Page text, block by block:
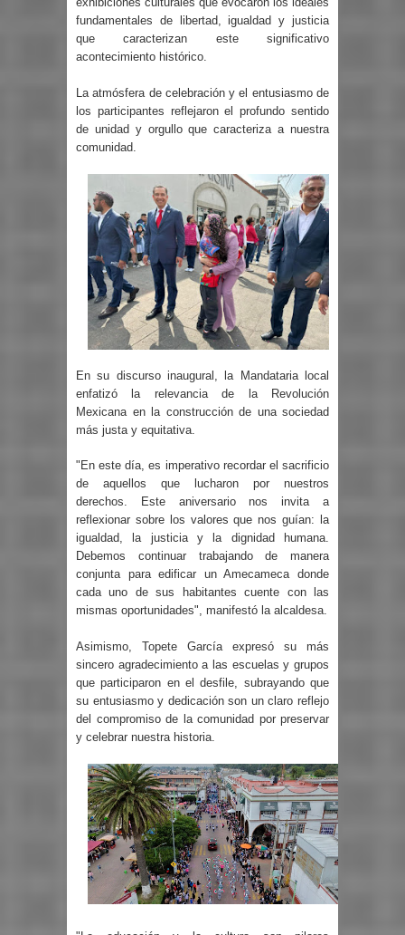
fundamentales de libertad, igualdad y justicia
que caracterizan este significativo
acontecimiento histórico.
La atmósfera de celebración y el entusiasmo de
los participantes reflejaron el profundo sentido
de unidad y orgullo que caracteriza a nuestra
comunidad.
En su discurso inaugural, la Mandataria local
enfatizó la relevancia de la Revolución
Mexicana en la construcción de una sociedad
más justa y equitativa.
"En este día, es imperativo recordar el sacrificio
de aquellos que lucharon por nuestros
derechos. Este aniversario nos invita a
reflexionar sobre los valores que nos guían: la
igualdad, la justicia y la dignidad humana.
Debemos continuar trabajando de manera
conjunta para edificar un Amecameca donde
cada uno de sus habitantes cuente con las
mismas oportunidades", manifestó la alcaldesa.
Asimismo, Topete García expresó su más
sincero agradecimiento a las escuelas y grupos
que participaron en el desfile, subrayando que
su entusiasmo y dedicación son un claro reflejo
del compromiso de la comunidad por preservar
y celebrar nuestra historia.